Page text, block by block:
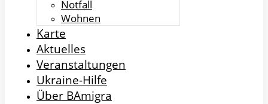
Notfall
Wohnen
Karte
Aktuelles
Veranstaltungen
Ukraine-Hilfe
Über BAmigra